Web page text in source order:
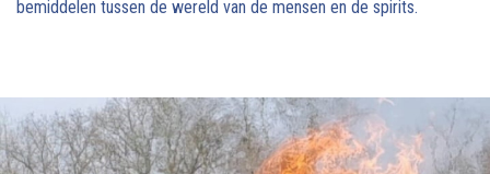
bemiddelen tussen de wereld van de mensen en de spirits.